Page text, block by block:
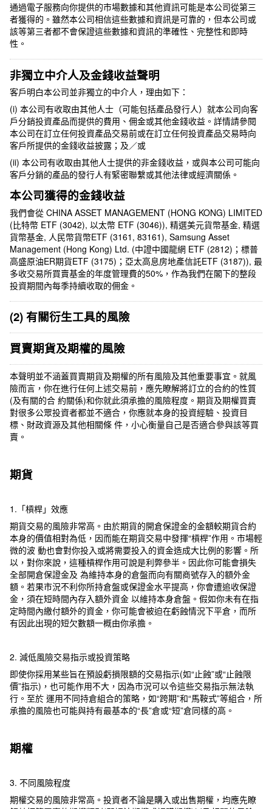
通過電子服務向你提供的市場數據和其他資訊可能是本公司從第三
者獲得的。雖然本公司相信這些數據和資訊是可靠的，但本公司或
該等第三者都不會保證這些數據和資訊的準確性、完整性和即時
性。
非獨立中介人及金錢收益聲明
客戶明白本公司並非獨立的中介人，理由如下：
(i) 本公司有收取由其他人士（可能包括產品發行人）就本公司向客
戶分銷投資產品而提供的費用、佣金或其他金錢收益。詳情請參閱
本公司在訂立任何投資產品交易前或在訂立任何投資產品交易時向
客戶所提供的金錢收益披露； 及／或
(ii) 本公司有收取由其他人士提供的非金錢收益，或與本公司可能向
客戶分銷的產品的發行人有緊密聯繫或其他法律或經濟關係。
本公司獲得的金錢收益
我們會從 CHINA ASSET MANAGEMENT (HONG KONG) LIMITED
(比特幣 ETF (3042), 以太幣 ETF (3046)), 精選美元貨幣基金, 精選
貨幣基金, 人民幣貨幣ETF (3161, 83161), Samsung Asset
Management (Hong Kong) Ltd. (中證中國龍網 ETF (2812)；標普
高盛原油ER期貨ETF (3175)；亞太高息房地產信託ETF (3187)), 最
多收交易所買賣基金的年度管理費的50%，作為我們在閣下的整段
投資期間內每季持續收取的佣金。
(2) 有關衍生工具的風險
買賣期貨及期權的風險
本聲明並不涵蓋買賣期貨及期權的所有風險及其他重要事宜。就風
險而言，你在進行任何上述交易前，應先瞭解將訂立的合約的性質
(及有關的合 約關係)和你就此須承擔的風險程度。期貨及期權買賣
對很多公眾投資者都並不適合，你應就本身的投資經驗、投資目
標、財政資源及其他相關條 件，小心衡量自己是否適合參與該等買
賣。
期貨
1.「槓桿」效應
期貨交易的風險非常高。由於期貨的開倉保證金的金額較期貨合約
本身的價值相對為低，因而能在期貨交易中發揮“槓桿”作用。市場輕
微的波 動也會對你投入或將需要投入的資金造成大比例的影響。所
以，對你來說，這種槓桿作用可說是利弊參半。因此你可能會損失
全部開倉保證金及 為維持本身的倉盤而向有關商號存入的額外金
額。若果市況不利你所持倉盤或保證金水平提高，你會遭追收保證
金，須在短時間內存入額外資金 以維持本身倉盤。假如你未有在指
定時間內繳付額外的資金，你可能會被迫在虧蝕情況下平倉，而所
有因此出現的短欠數額一概由你承擔。
2. 減低風險交易指示或投資策略
即使你採用某些旨在預設虧損限額的交易指示(如“止蝕”或“止蝕限
價”指示)，也可能作用不大，因為市況可以令這些交易指示無法執
行。至於 運用不同持倉組合的策略，如“跨期”和“馬鞍式”等組合，所
承擔的風險也可能與持有最基本的“長”倉或“短”倉同樣的高。
期權
3. 不同風險程度
期權交易的風險非常高。投資者不論是購入或出售期權，均應先瞭